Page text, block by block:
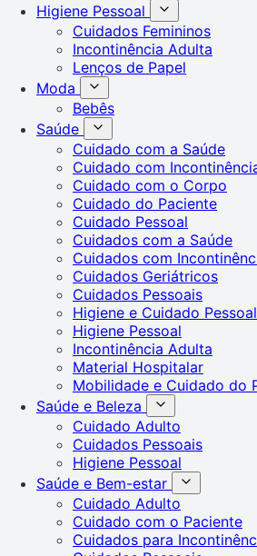
Higiene Pessoal
Cuidados Femininos
Incontinência Adulta
Lenços de Papel
Moda
Bebês
Saúde
Cuidado com a Saúde
Cuidado com
Cuidado com o Corpo
Cuidado do Paciente
Cuidado Pessoal
Cuidados com a Saúde
Cuidados com
Cuidados Geriátricos
Cuidados Pessoais
Higiene e Cuidado Pessoal
Higiene Pessoal
Incontinência Adulta
Material Hospitalar
Mobilidade e Cuidado do
Saúde e Beleza
Cuidado Adulto
Cuidados Pessoais
Higiene Pessoal
Saúde e Bem-estar
Cuidado Adulto
Cuidado com o Paciente
Cuidados para